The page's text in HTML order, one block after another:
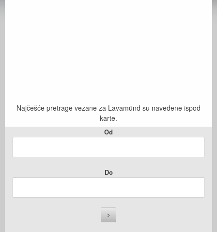
Najčešće pretrage vezane za Lavamünd su navedene ispod
karte.
Od
Do